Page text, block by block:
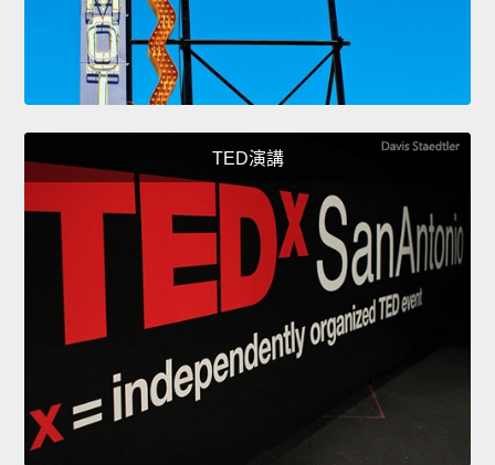
TED演講